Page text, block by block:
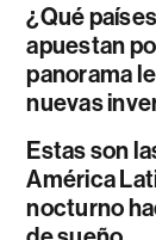
¿Qué
apuestan
panorama
nuevas
Estas son
América
nocturno